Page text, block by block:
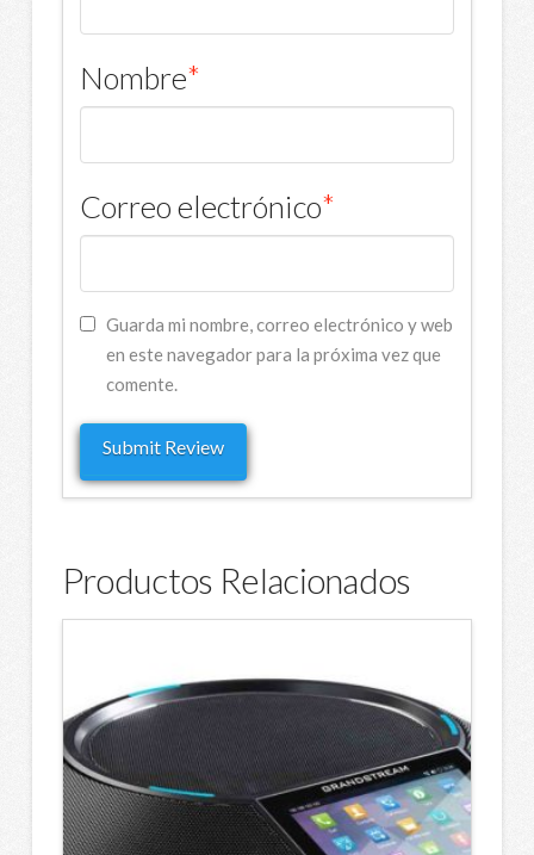
Nombre*
Correo electrónico*
Guarda mi nombre, correo electrónico y web
en este navegador para la próxima vez que
comente.
Productos Relacionados